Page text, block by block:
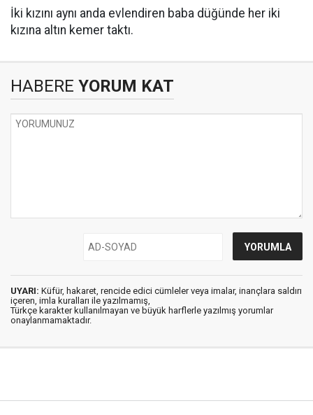
İki kızını aynı anda evlendiren baba düğünde her iki
kızına altın kemer taktı.
HABERE YORUM KAT
UYARI: Küfür, hakaret, rencide edici cümleler veya imalar, inançlara saldırı
içeren, imla kuralları ile yazılmamış,
Türkçe karakter kullanılmayan ve büyük harflerle yazılmış yorumlar
onaylanmamaktadır.